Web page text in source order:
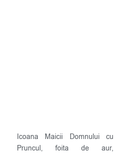
Icoana Maicii Domnului cu
Pruncul, foita de aur,